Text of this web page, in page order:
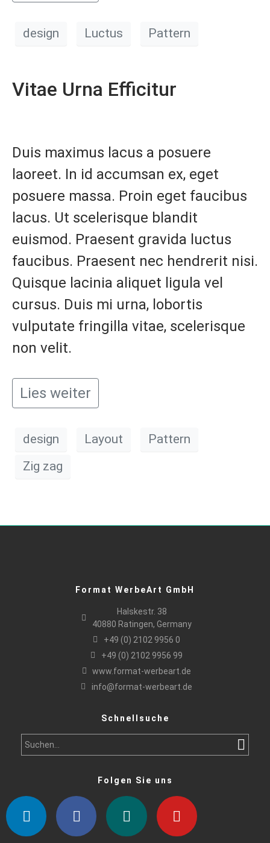
design Luctus Pattern
Vitae Urna Efficitur
Duis maximus lacus a posuere
laoreet. In id accumsan ex, eget
posuere massa. Proin eget faucibus
lacus. Ut scelerisque blandit
euismod. Praesent gravida luctus
faucibus. Praesent nec hendrerit nisi.
Quisque lacinia aliquet ligula vel
cursus. Duis mi urna, lobortis
vulputate fringilla vitae, scelerisque
non velit.
Lies weiter
design Layout
Pattern
Zig zag
Format WerbeArt GmbH
Halskestr. 38
40880 Ratingen, Germany
+49 (0) 2102 9956 0
+49 (0) 2102 9956 99
www.format-werbeart.de
info@format-werbeart.de
Schnellsuche
Folgen Sie uns